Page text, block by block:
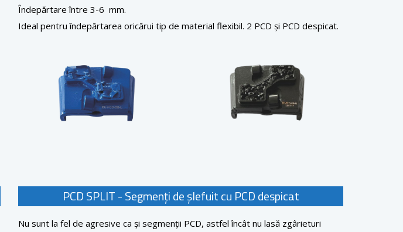
Îndepărtare între 3-6 mm.
Ideal pentru îndepărtarea oricărui tip de material flexibil. 2 PCD și PCD despicat.
PCD SPLIT - Segmenți de șlefuit cu PCD despicat
Nu sunt la fel de agresive ca și segmenții PCD, astfel încât nu lasă zgârieturi